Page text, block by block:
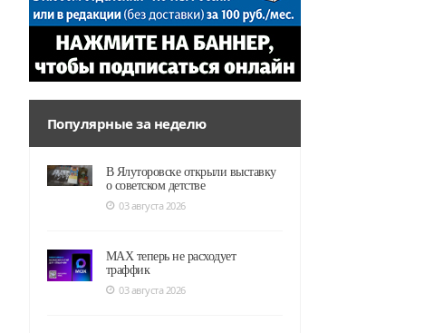
Популярные за неделю
В Ялуторовске открыли выставку
о советском детстве
03 августа 2026
MAX теперь не расходует
траффик
03 августа 2026